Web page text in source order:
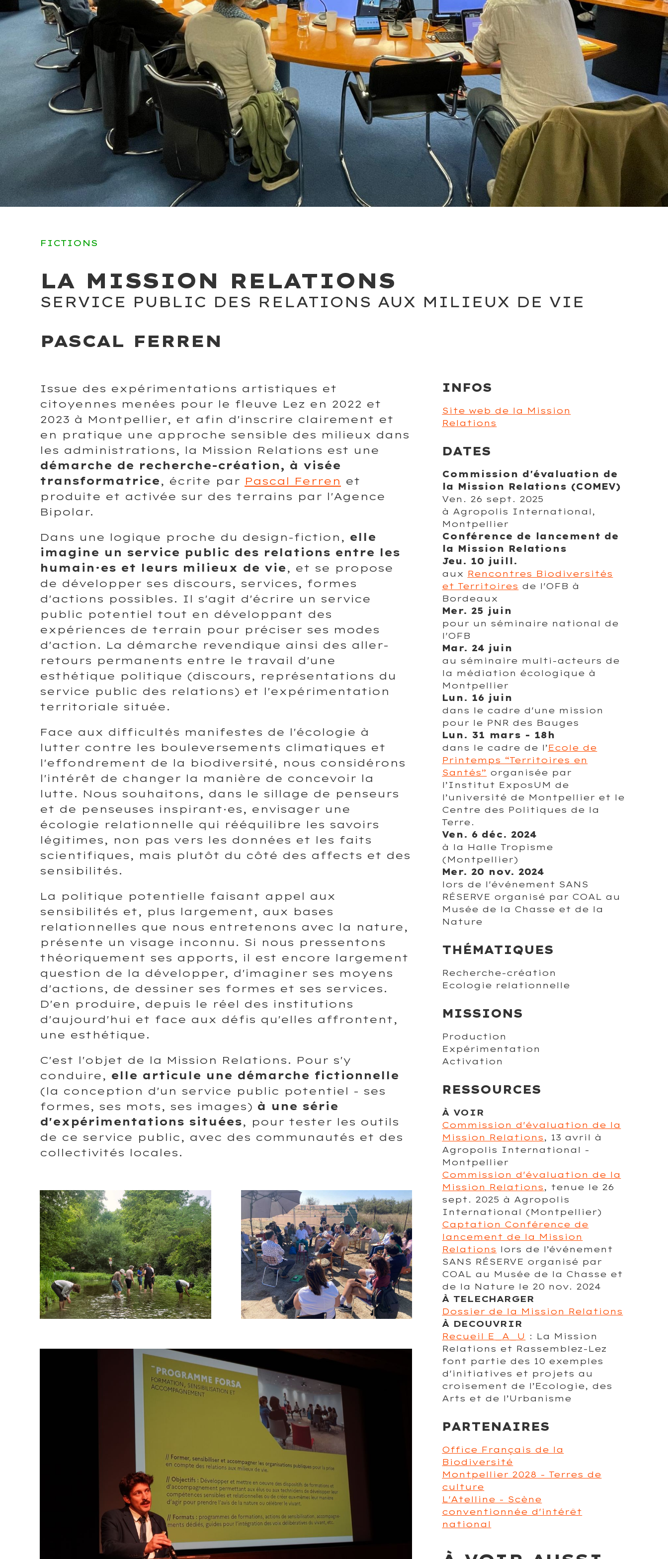
FICTIONS
LA MISSION RELATIONS
SERVICE PUBLIC DES RELATIONS AUX MILIEUX DE VIE
PASCAL FERREN
Issue des expérimentations artistiques et
citoyennes menées pour le fleuve Lez en 2022 et
2023 à Montpellier, et afin d'inscrire clairement et
en pratique une approche sensible des milieux dans
les administrations, la Mission Relations est une
démarche de recherche-création, à visée
transformatrice, écrite par Pascal Ferren et
produite et activée sur des terrains par l'Agence
Bipolar.
Dans une logique proche du design-fiction, elle
imagine un service public des relations entre les
humain·es et leurs milieux de vie, et se propose
de développer ses discours, services, formes
d'actions possibles. Il s'agit d'écrire un service
public potentiel tout en développant des
expériences de terrain pour préciser ses modes
d'action. La démarche revendique ainsi des aller-
retours permanents entre le travail d'une
esthétique politique (discours, représentations du
service public des relations) et l'expérimentation
territoriale située.
Face aux difficultés manifestes de l'écologie à
lutter contre les bouleversements climatiques et
l'effondrement de la biodiversité, nous considérons
l'intérêt de changer la manière de concevoir la
lutte. Nous souhaitons, dans le sillage de penseurs
et de penseuses inspirant·es, envisager une
écologie relationnelle qui rééquilibre les savoirs
légitimes, non pas vers les données et les faits
scientifiques, mais plutôt du côté des affects et des
sensibilités.
La politique potentielle faisant appel aux
sensibilités et, plus largement, aux bases
relationnelles que nous entretenons avec la nature,
présente un visage inconnu. Si nous pressentons
théoriquement ses apports, il est encore largement
question de la développer, d'imaginer ses moyens
d'actions, de dessiner ses formes et ses services.
D'en produire, depuis le réel des institutions
d'aujourd'hui et face aux défis qu'elles affrontent,
une esthétique.
C'est l'objet de la Mission Relations. Pour s'y
conduire, elle articule une démarche fictionnelle
(la conception d'un service public potentiel - ses
formes, ses mots, ses images) à une série
d'expérimentations situées, pour tester les outils
de ce service public, avec des communautés et des
collectivités locales.
INFOS
Site web de la Mission
Relations
DATES
Commission d'évaluation de
la Mission Relations (COMEV)
Ven. 26 sept. 2025
à Agropolis International,
Montpellier
Conférence de lancement de
la Mission Relations
Jeu. 10 juill.
aux Rencontres Biodiversités
et Territoires de l'OFB à
Bordeaux
Mer. 25 juin
pour un séminaire national de
l'OFB
Mar. 24 juin
au séminaire multi-acteurs de
la médiation écologique à
Montpellier
Lun. 16 juin
dans le cadre d'une mission
pour le PNR des Bauges
Lun. 31 mars - 18h
dans le cadre de l’Ecole de
Printemps “Territoires en
Santés” organisée par
l’Institut ExposUM de
l’université de Montpellier et le
Centre des Politiques de la
Terre.
Ven. 6 déc. 2024
à la Halle Tropisme
(Montpellier)
Mer. 20 nov. 2024
lors de l'événement SANS
RÉSERVE organisé par COAL au
Musée de la Chasse et de la
Nature
THÉMATIQUES
Recherche-création
Ecologie relationnelle
MISSIONS
Production
Expérimentation
Activation
RESSOURCES
À VOIR
Commission d'évaluation de la
Mission Relations, 13 avril à
Agropolis International -
Montpellier
Commission d'évaluation de la
Mission Relations, tenue le 26
sept. 2025 à Agropolis
International (Montpellier)
Captation Conférence de
lancement de la Mission
Relations lors de l’événement
SANS RÉSERVE organisé par
COAL au Musée de la Chasse et
de la Nature le 20 nov. 2024
À TELECHARGER
Dossier de la Mission Relations
À DECOUVRIR
Recueil E_A_U
: La Mission
Relations et Rassemblez-Lez
font partie des 10 exemples
d'initiatives et projets au
croisement de l’Ecologie, des
Arts et de l’Urbanisme
PARTENAIRES
Office Français de la
Biodiversité
Montpellier 2028 - Terres de
culture
L'Atelline - Scène
conventionnée d'intérêt
national